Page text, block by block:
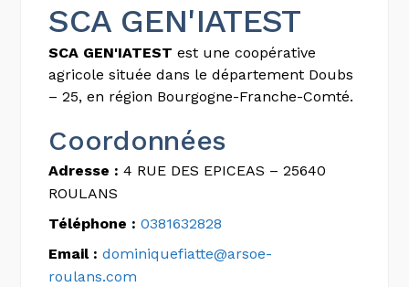
SCA GEN'IATEST
SCA GEN'IATEST est une coopérative
agricole située dans le département Doubs
– 25, en région Bourgogne-Franche-Comté.
Coordonnées
Adresse : 4 RUE DES EPICEAS – 25640
ROULANS
Téléphone : 0381632828
Email : dominiquefiatte@arsoe-
roulans.com